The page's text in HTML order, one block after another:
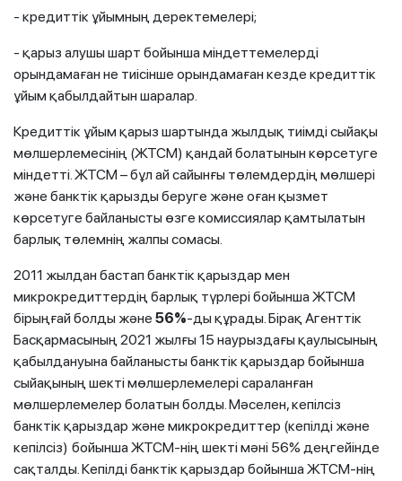
- кредиттік ұйымның деректемелері;
- қарыз алушы шарт бойынша міндеттемелерді
орындамаған не тиісінше орындамаған кезде кредиттік
ұйым қабылдайтын шаралар.
Кредиттік ұйым қарыз шартында жылдық тиімді сыйақы
мөлшерлемесінің (ЖТСМ) қандай болатынын көрсетуге
міндетті. ЖТСМ – бұл ай сайынғы төлемдердің мөлшері
және банктік қарызды беруге және оған қызмет
көрсетуге байланысты өзге комиссиялар қамтылатын
барлық төлемнің жалпы сомасы.
2011 жылдан бастап банктік қарыздар мен
микрокредиттердің барлық түрлері бойынша ЖТСМ
бірыңғай болды және 56%-ды құрады. Бірақ Агенттік
Басқармасының 2021 жылғы 15 наурыздағы қаулысының
қабылдануына байланысты банктік қарыздар бойынша
сыйақының шекті мөлшерлемелері сараланған
мөлшерлемелер болатын болды. Мәселен, кепілсіз
банктік қарыздар және микрокредиттер (кепілді және
кепілсіз) бойынша ЖТСМ-нің шекті мәні 56% деңгейінде
сақталды. Кепілді банктік қарыздар бойынша ЖТСМ-нің